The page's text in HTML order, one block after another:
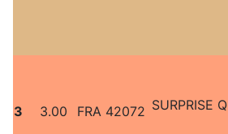
3 3.00 FRA 42072 SURPRISE Q